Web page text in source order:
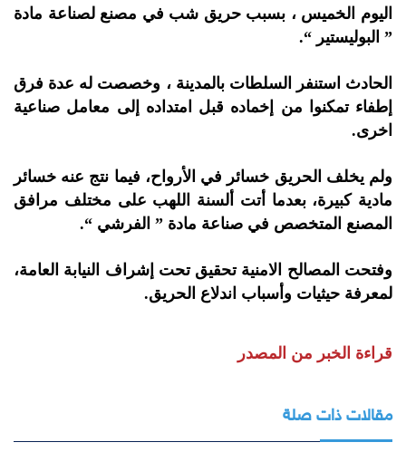
اليوم الخميس ، بسبب حريق شب في مصنع لصناعة مادة
” البوليستير “.
الحادث استنفر السلطات بالمدينة ، وخصصت له عدة فرق
إطفاء تمكنوا من إخماده قبل امتداده إلى معامل صناعية
اخرى.
ولم يخلف الحريق خسائر في الأرواح، فيما نتج عنه خسائر
مادية كبيرة، بعدما أتت ألسنة اللهب على مختلف مرافق
المصنع المتخصص في صناعة مادة ” الفرشي “.
وفتحت المصالح الامنية تحقيق تحت إشراف النيابة العامة،
لمعرفة حيثيات وأسباب اندلاع الحريق.
قراءة الخبر من المصدر
مقالات ذات صلة